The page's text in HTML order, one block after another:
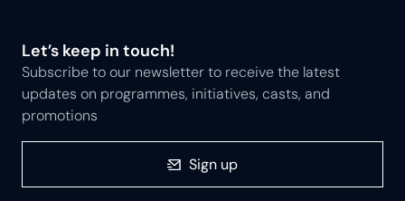
Let’s keep in touch!
Subscribe to our newsletter to receive the latest
updates on programmes, initiatives, casts, and
promotions
Sign up